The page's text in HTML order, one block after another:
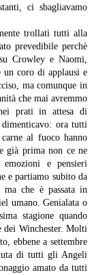
ci sbagliavamo
trollati tutti alla
prevedibile perchè
Crowley e Naomi,
un coro di applausi e
ma comunque in
che mai avremmo
prati in attesa di
ora tutti
al fuoco hanno
già prima non ce ne
e pensieri
e partiamo subito da
che è passata in
umano. Genialata o
stagione quando
dei Winchester. Molti
ebbene a settembre
di tutti gli Angeli
amato da tutti